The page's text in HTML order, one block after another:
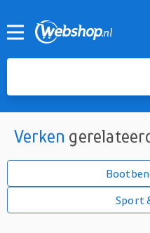
Verken
Sport